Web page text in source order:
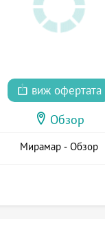
виж офертата
Обзор
Мирамар - Обзор